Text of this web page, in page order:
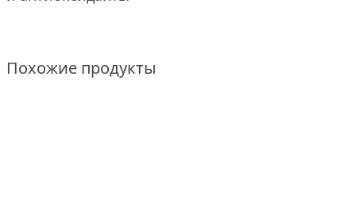
Похожие продукты